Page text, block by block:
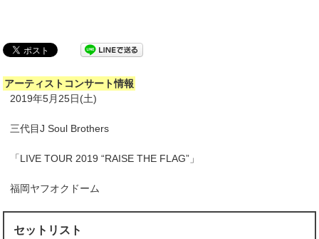
アーティストコンサート情報
2019年5月25日(土)
三代目J Soul Brothers
「LIVE TOUR 2019 “RAISE THE FLAG”」
福岡ヤフオクドーム
セットリスト